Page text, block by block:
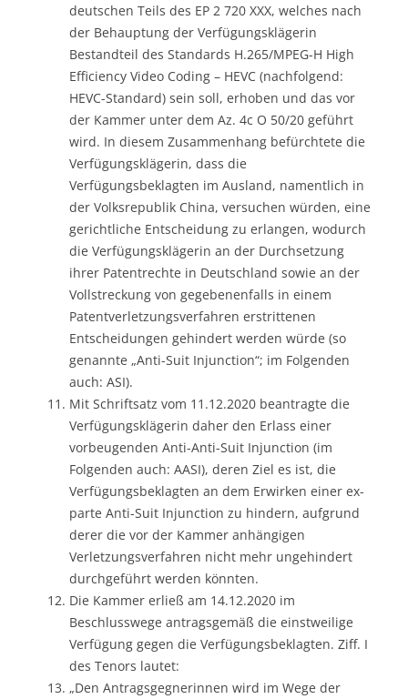
deutschen Teils des EP 2 720 XXX, welches nach
der Behauptung der Verfügungsklägerin
Bestandteil des Standards H.265/MPEG-H High
Efficiency Video Coding – HEVC (nachfolgend:
HEVC-Standard) sein soll, erhoben und das vor
der Kammer unter dem Az. 4c O 50/20 geführt
wird. In diesem Zusammenhang befürchtete die
Verfügungsklägerin, dass die
Verfügungsbeklagten im Ausland, namentlich in
der Volksrepublik China, versuchen würden, eine
gerichtliche Entscheidung zu erlangen, wodurch
die Verfügungsklägerin an der Durchsetzung
ihrer Patentrechte in Deutschland sowie an der
Vollstreckung von gegebenenfalls in einem
Patentverletzungsverfahren erstrittenen
Entscheidungen gehindert werden würde (so
genannte „Anti-Suit Injunction“; im Folgenden
auch: ASI).
Mit Schriftsatz vom 11.12.2020 beantragte die
Verfügungsklägerin daher den Erlass einer
vorbeugenden Anti-Anti-Suit Injunction (im
Folgenden auch: AASI), deren Ziel es ist, die
Verfügungsbeklagten an dem Erwirken einer ex-
parte Anti-Suit Injunction zu hindern, aufgrund
derer die vor der Kammer anhängigen
Verletzungsverfahren nicht mehr ungehindert
durchgeführt werden könnten.
Die Kammer erließ am 14.12.2020 im
Beschlusswege antragsgemäß die einstweilige
Verfügung gegen die Verfügungsbeklagten. Ziff. I
des Tenors lautet:
„Den Antragsgegnerinnen wird im Wege der